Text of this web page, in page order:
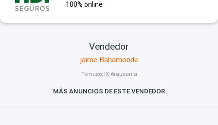
100% online
Vendedor
jaime Bahamonde
Temuco, IX Araucanía
MÁS ANUNCIOS DE ESTE VENDEDOR